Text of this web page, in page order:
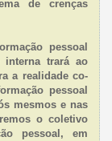
de crenças
pessoal
interna trará ao
a realidade co-
pessoal
mesmos e nas
o coletivo
pessoal, em